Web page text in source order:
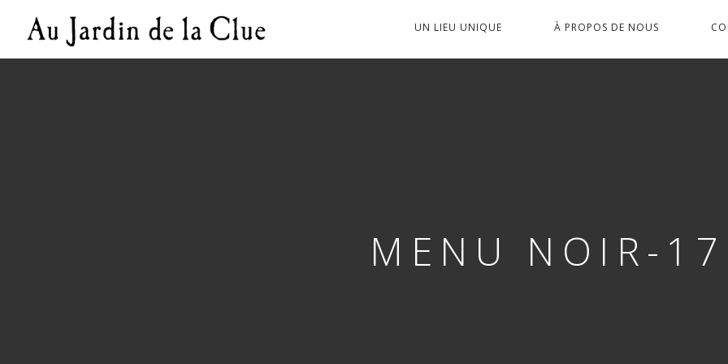
PRIMARY
NAVIGATION
UN LIEU UNIQUE À PROPOS DE NOUS
MENU NOIR-17